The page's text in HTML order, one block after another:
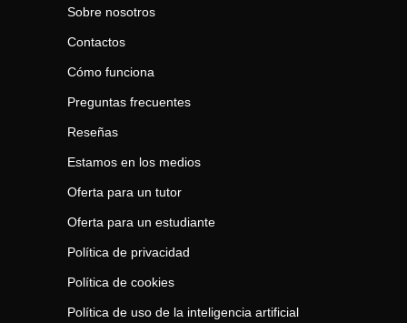
Sobre nosotros
Contactos
Cómo funciona
Preguntas frecuentes
Reseñas
Estamos en los medios
Oferta para un tutor
Oferta para un estudiante
Política de privacidad
Política de cookies
Política de uso de la inteligencia artificial